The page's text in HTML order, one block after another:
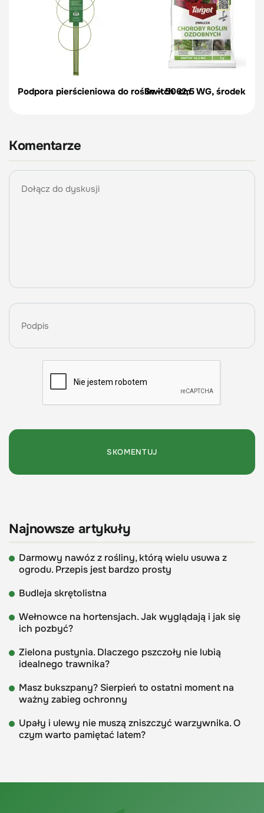
Podpora pierścieniowa do roślin – 50 cmSwitch 62,5 WG, środek
Komentarze
Najnowsze artykuły
Darmowy nawóz z rośliny, którą wielu usuwa z
ogrodu. Przepis jest bardzo prosty
Budleja skrętolistna
Wełnowce na hortensjach. Jak wyglądają i jak się
ich pozbyć?
Zielona pustynia. Dlaczego pszczoły nie lubią
idealnego trawnika?
Masz bukszpany? Sierpień to ostatni moment na
ważny zabieg ochronny
Upały i ulewy nie muszą zniszczyć warzywnika. O
czym warto pamiętać latem?